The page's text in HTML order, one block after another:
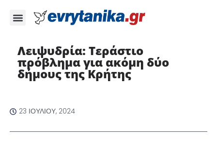
Λειψυδρία: Τεράστιο
πρόβλημα για ακόμη δύο
δήμους της Κρήτης
23 ΙΟΥΛΊΟΥ, 2024